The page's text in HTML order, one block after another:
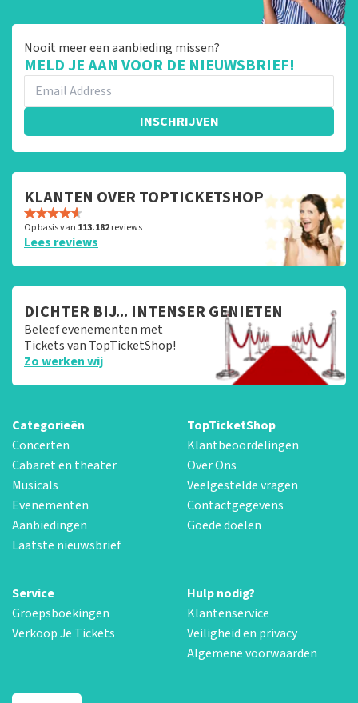
Nooit meer een aanbieding missen?
MELD JE AAN VOOR DE NIEUWSBRIEF!
INSCHRIJVEN
KLANTEN OVER TOPTICKETSHOP
Op basis van 113.182reviews
Lees reviews
DICHTER BIJ... INTENSER GENIETEN
Beleef evenementen met
Tickets van TopTicketShop!
Zo werken wij
Categorieën
Concerten
Cabaret en theater
Musicals
Evenementen
Aanbiedingen
Laatste nieuwsbrief
TopTicketShop
Klantbeoordelingen
Over Ons
Veelgestelde vragen
Contactgegevens
Goede doelen
Service
Groepsboekingen
Verkoop Je Tickets
Hulp nodig?
Klantenservice
Veiligheid en privacy
Algemene voorwaarden